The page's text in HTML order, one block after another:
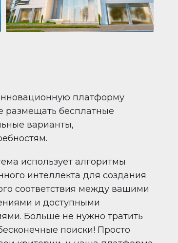
Pelagos by IGO, Dubai Marina, Dubai
1271 m²
платформу
размещать бесплатные
варианты,
использует алгоритмы
интеллекта для создания
соответствия между вашими
и доступными
Больше не нужно тратить
поиски! Просто